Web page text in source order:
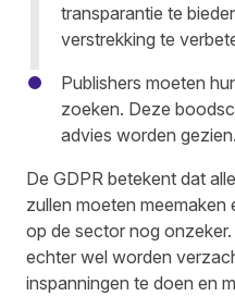
transparantie te
verstrekking te
Publishers moeten
zoeken. Deze
advies worden gezien.
De GDPR betekent dat
zullen moeten meemaken
op de sector nog
echter wel worden
inspanningen te doen en